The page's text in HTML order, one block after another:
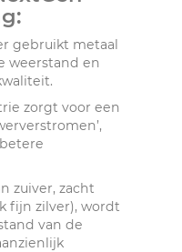
gebruikt metaal
weerstand en
zorgt voor een
zuiver, zacht
fijn zilver), wordt
van de